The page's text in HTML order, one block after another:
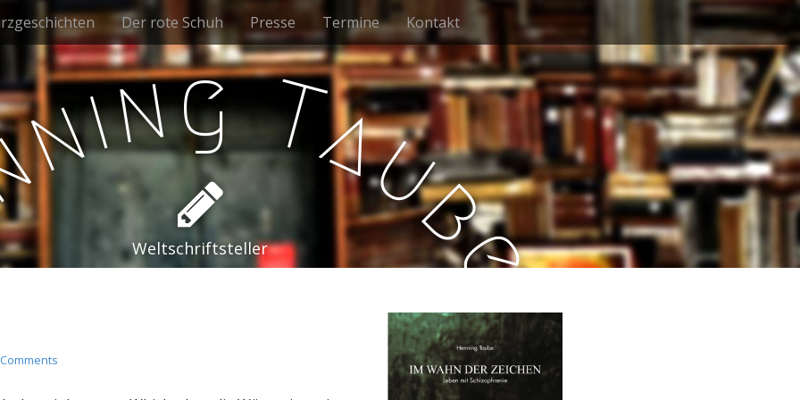
Der rote Schuh Presse Termine Kontakt
n
ing Ta
u
b
e
Weltschriftsteller